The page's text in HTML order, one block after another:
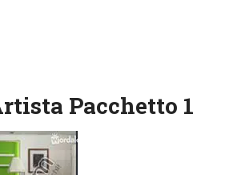
Pacchetto 1